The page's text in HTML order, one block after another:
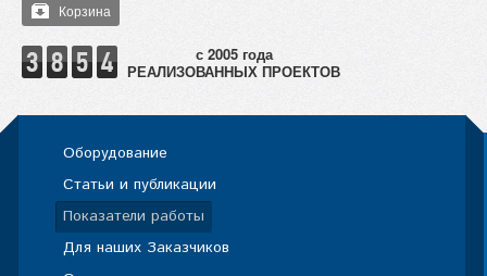
Корзина
РЕАЛИЗОВАННЫХ ПРОЕКТОВ
Оборудование
Статьи и публикации
Показатели работы
Для наших Заказчиков